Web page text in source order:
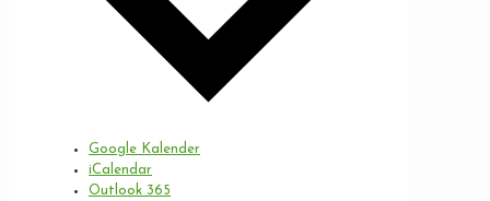
Google Kalender
iCalendar
Outlook 365